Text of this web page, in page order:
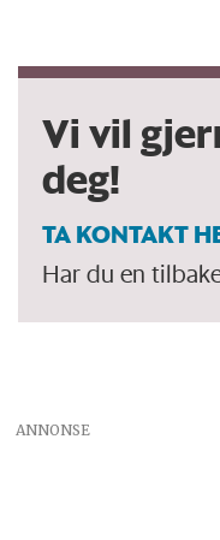
Vi vil
deg!
TA KONTAKT
Har du en
artikkelen. Eller
ANNONSE